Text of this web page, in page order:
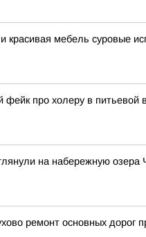
красивая мебель суровые
фейк про холеру в питьевой
на набережную озера
ремонт основных дорог